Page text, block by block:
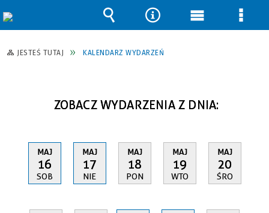
JESTEŚ TUTAJ KALENDARZ WYDARZEŃ
ZOBACZ WYDARZENIA Z DNIA:
MAJ
16
SOB
MAJ
17
NIE
MAJ
18
PON
MAJ
19
WTO
MAJ
20
ŚRO
Wyszukiwarka
Narzędzia
Menu Menu